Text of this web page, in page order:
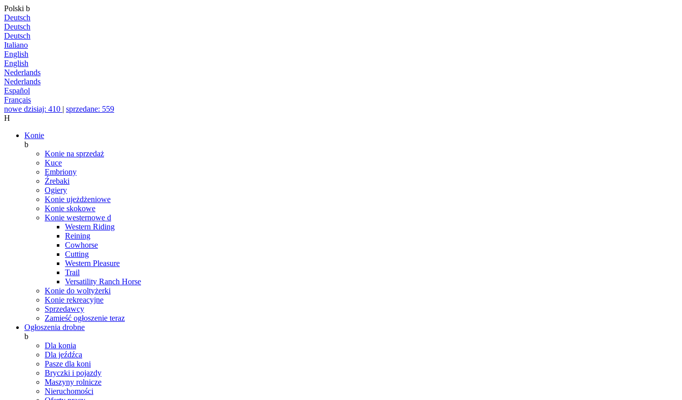
Polski b
Deutsch
Deutsch
Deutsch
Italiano
English
English
Nederlands
Nederlands
Español
Français
nowe dzisiaj: 410 | sprzedane: 559
H
Konie
b
Konie na sprzedaż
Kuce
Embriony
Źrebaki
Ogiery
Konie ujeżdżeniowe
Konie skokowe
Konie westernowe d
Western Riding
Reining
Cowhorse
Cutting
Western Pleasure
Trail
Versatility Ranch Horse
Konie do woltyżerki
Konie rekreacyjne
Sprzedawcy
Zamieść ogłoszenie teraz
Ogłoszenia drobne
b
Dla konia
Dla jeźdźca
Pasze dla koni
Bryczki i pojazdy
Maszyny rolnicze
Nieruchomości